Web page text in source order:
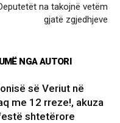
na takojnë vetëm
gjatë zgjedhjeve
NGA AUTORI
së Veriut në
me 12 rreze!, akuza
shtetërore